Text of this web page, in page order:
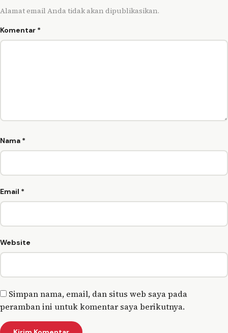
Alamat email Anda tidak akan dipublikasikan.
Komentar *
Nama *
Email *
Website
Simpan nama, email, dan situs web saya pada
peramban ini untuk komentar saya berikutnya.